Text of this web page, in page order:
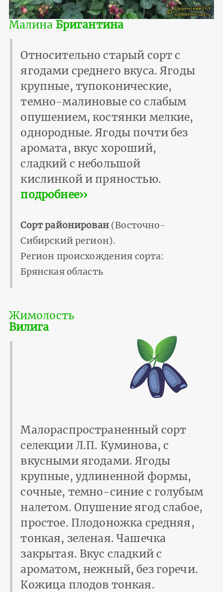
Малина Бригантина
Относительно старый сорт с
ягодами среднего вкуса. Ягоды
крупные, тупоконические,
темно-малиновые со слабым
опушением, костянки мелкие,
однородные. Ягоды почти без
аромата, вкус хороший,
сладкий с небольшой
кислинкой и пряностью.
подробнее››
Сорт районирован(Восточно-
Сибирский регион).
Регион происхождения сорта:
Брянская область
Жимолость
Вилига
Малораспространенный сорт
селекции Л.П. Куминова, с
вкусными ягодами. Ягоды
крупные, удлиненной формы,
сочные, темно-синие с голубым
налетом. Опушение ягод слабое,
простое. Плодоножка средняя,
тонкая, зеленая. Чашечка
закрытая. Вкус сладкий с
ароматом, нежный, без горечи.
Кожица плодов тонкая.